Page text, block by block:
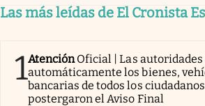
Las más leídas de El Cronista
1AtenciónOficial | Las
automáticamente los bienes,
bancarias de todos los
postergaron el Aviso Final